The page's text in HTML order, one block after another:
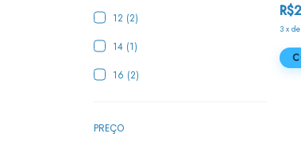
12 (2)
14 (1)
16 (2)
PREÇO
3 xde